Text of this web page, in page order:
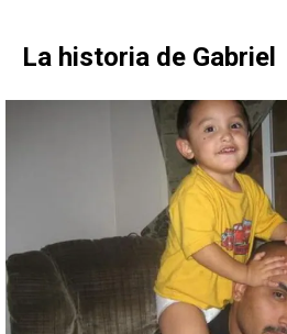
La historia de Gabriel